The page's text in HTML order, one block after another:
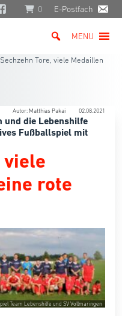
0 E-Postfach
MENU
Sechzehn Tore, viele Medaillen
Autor: Matthias Pakai 02.08.2021
und die Lebenshilfe
Fußballspiel mit
viele
rote
Team Lebenshilfe und SV Vollmaringen